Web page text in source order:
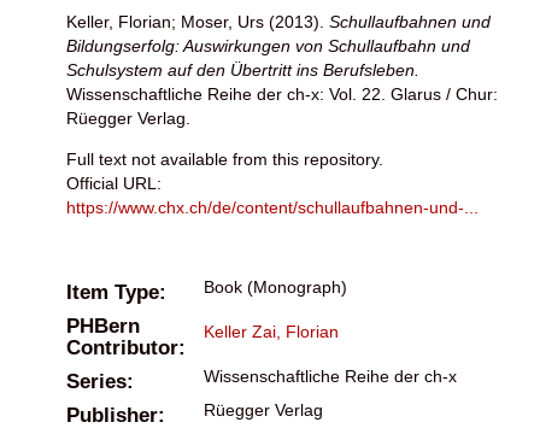
Keller, Florian; Moser, Urs (2013). Schullaufbahnen und
Bildungserfolg: Auswirkungen von Schullaufbahn und
Schulsystem auf den Übertritt ins Berufsleben.
Wissenschaftliche Reihe der ch-x: Vol. 22. Glarus / Chur:
Rüegger Verlag.
Full text not available from this repository.
Official URL:
https://www.chx.ch/de/content/schullaufbahnen-und-...
Item Type: Book (Monograph)
PHBern
Contributor:
Keller Zai, Florian
Series: Wissenschaftliche Reihe der ch-x
Publisher: Rüegger Verlag